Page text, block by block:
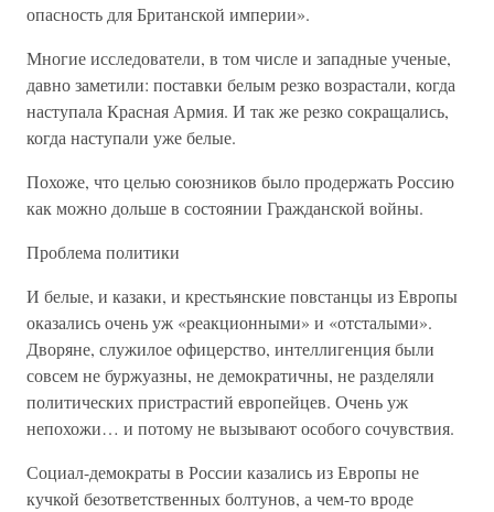
опасность для Британской империи».
Многие исследователи, в том числе и западные ученые,
давно заметили: поставки белым резко возрастали, когда
наступала Красная Армия. И так же резко сокращались,
когда наступали уже белые.
Похоже, что целью союзников было продержать Россию
как можно дольше в состоянии Гражданской войны.
Проблема политики
И белые, и казаки, и крестьянские повстанцы из Европы
оказались очень уж «реакционными» и «отсталыми».
Дворяне, служилое офицерство, интеллигенция были
совсем не буржуазны, не демократичны, не разделяли
политических пристрастий европейцев. Очень уж
непохожи… и потому не вызывают особого сочувствия.
Социал-демократы в России казались из Европы не
кучкой безответственных болтунов, а чем-то вроде